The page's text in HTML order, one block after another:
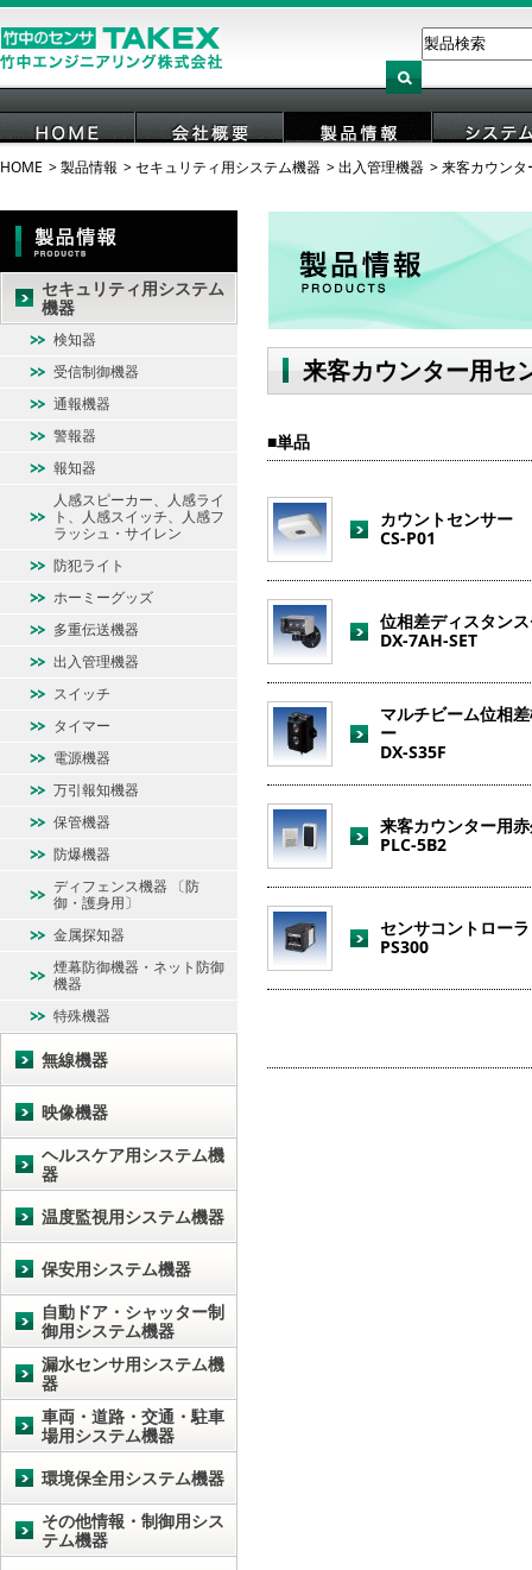
HOME 会社概要 製品情報 システ
HOME 製品情報 セキュリティ用システム機器 出入管理機器 来客カウン
来客カウンター用セ
単品
カウントセンサー
CS-P01
位相差ディスタン
DX-7AH-SET
マルチビーム位相
ー
DX-S35F
来客カウンター用
PLC-5B2
センサコントローラ
PS300
セキュリティ用システム
機器
検知器
受信制御機器
通報機器
警報器
報知器
人感スピーカー、人感ライ
ト、人感スイッチ、人感フ
ラッシュ・サイレン
防犯ライト
ホーミーグッズ
多重伝送機器
出入管理機器
スイッチ
タイマー
電源機器
万引報知機器
保管機器
防爆機器
ディフェンス機器 〔防
御・護身用〕
金属探知器
煙幕防御機器・ネット防御
機器
特殊機器
無線機器
映像機器
ヘルスケア用システム機
器
温度監視用システム機器
保安用システム機器
自動ドア・シャッター制
御用システム機器
漏水センサ用システム機
器
車両・道路・交通・駐車
場用システム機器
環境保全用システム機器
その他情報・制御用シス
テム機器